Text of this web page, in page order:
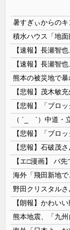
暑すぎぃからのキ
【速報】長瀬智
【速報】長瀬智
【悲報】茂木敏